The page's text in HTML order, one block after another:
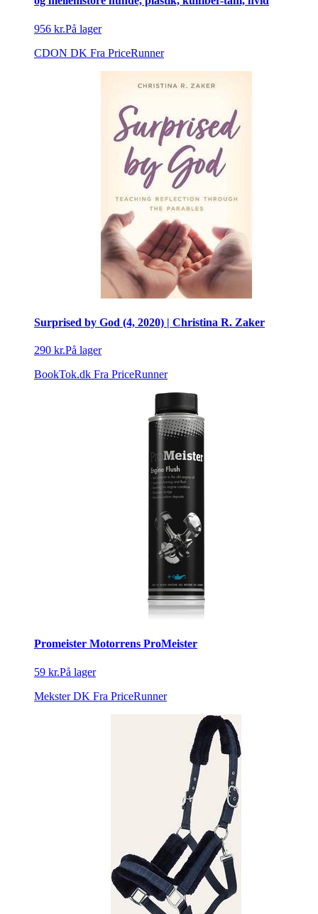
956 kr.På lager
CDON DK Fra PriceRunner
Surprised by God (4, 2020) | Christina R. Zaker
290 kr.På lager
BookTok.dk Fra PriceRunner
Promeister Motorrens ProMeister
59 kr.På lager
Mekster DK Fra PriceRunner